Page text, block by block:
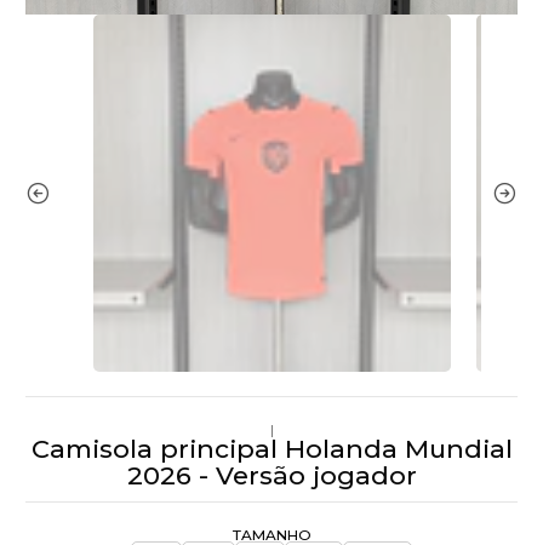
|
Camisola principal Holanda Mundial
2026 - Versão jogador
TAMANHO